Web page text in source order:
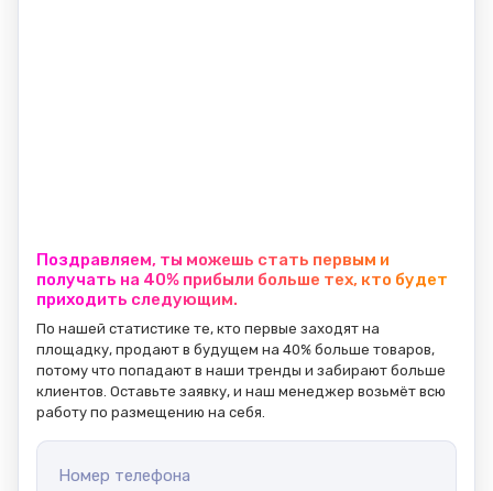
Поздравляем, ты можешь стать первым и
получать на 40% прибыли больше тех, кто будет
приходить следующим.
По нашей статистике те, кто первые заходят на
площадку, продают в будущем на 40% больше товаров,
потому что попадают в наши тренды и забирают больше
клиентов. Оставьте заявку, и наш менеджер возьмёт всю
работу по размещению на себя.
Номер телефона